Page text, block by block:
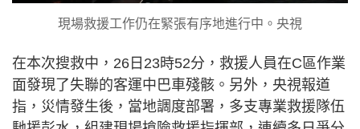
現場救援工作仍在緊張有序地進行中。央視
在本次搜救中，26日23時52分，救援人員在C區作業
面發現了失聯的客運中巴車殘骸。另外，央視報道
指，災情發生後，當地調度部署，多支專業救援隊伍